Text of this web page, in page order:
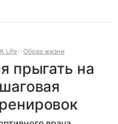
Life Образ жизни
прыгать на